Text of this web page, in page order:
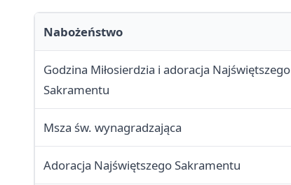
Nabożeństwo
Godzina Miłosierdzia i adoracja Najświętszego
Sakramentu
Msza św. wynagradzająca
Adoracja Najświętszego Sakramentu